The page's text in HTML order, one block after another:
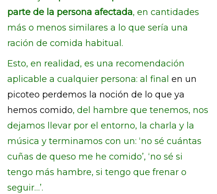
parte de la persona afectada, en cantidades
más o menos similares a lo que sería una
ración de comida habitual.
Esto, en realidad, es una recomendación
aplicable a cualquier persona: al final en un
picoteo perdemos la noción de lo que ya
hemos comido, del hambre que tenemos, nos
dejamos llevar por el entorno, la charla y la
música y terminamos con un: ‘no sé cuántas
cuñas de queso me he comido’, ‘no sé si
tengo más hambre, si tengo que frenar o
seguir…’.